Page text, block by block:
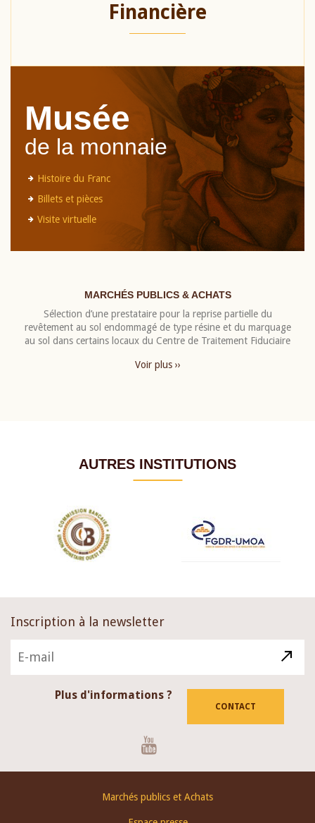
Financière
Musée
de la monnaie
Histoire du Franc
Billets et pièces
Visite virtuelle
MARCHÉS PUBLICS & ACHATS
Sélection d’une prestataire pour la reprise partielle du
revêtement au sol endommagé de type résine et du marquage
au sol dans certains locaux du Centre de Traitement Fiduciaire
Voir plus ››
AUTRES INSTITUTIONS
Inscription à la newsletter
Plus d'informations ?
CONTACT
Marchés publics et Achats